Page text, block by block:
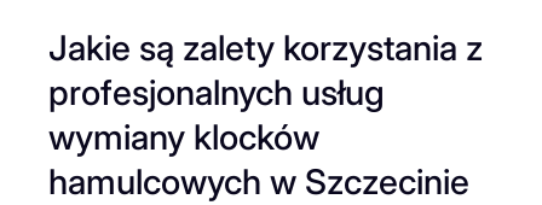
Jakie są zalety korzystania z
profesjonalnych usług
wymiany klocków
hamulcowych w Szczecinie